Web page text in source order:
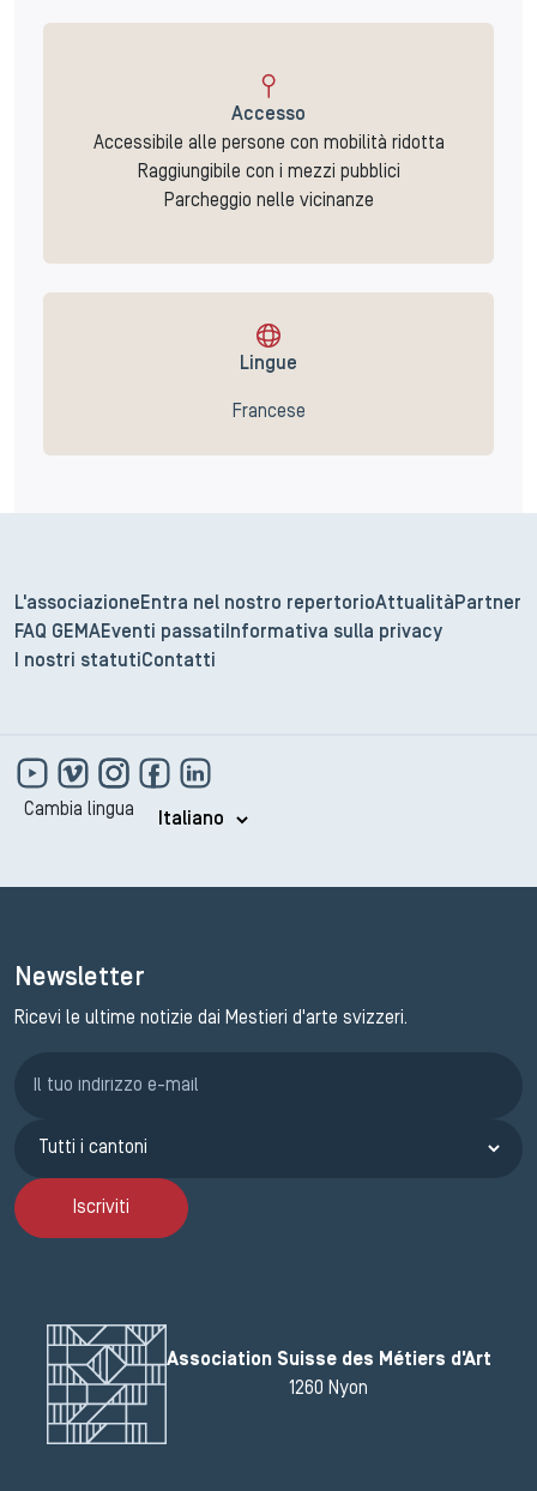
Accesso
Accessibile alle persone con mobilità ridotta
Raggiungibile con i mezzi pubblici
Parcheggio nelle vicinanze
Lingue
Francese
L'associazione Entra nel nostro repertorioAttualità Partner
FAQ GEMAEventi passati
Informativa sulla privacy
I nostri statuti Contatti
Cambia lingua
Newsletter
Ricevi le ultime notizie dai Mestieri d'arte svizzeri.
Iscriviti
Association Suisse des Métiers d'Art
1260 Nyon